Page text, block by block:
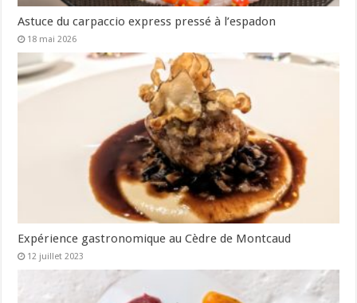
Astuce du carpaccio express pressé à l’espadon
18 mai 2026
Expérience gastronomique au Cèdre de Montcaud
12 juillet 2023